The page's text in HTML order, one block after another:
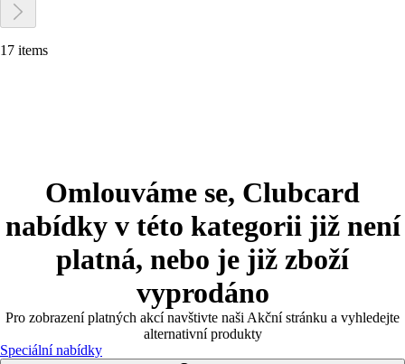
17 items
Omlouváme se, Clubcard
nabídky v této kategorii již není
platná, nebo je již zboží
vyprodáno
Pro zobrazení platných akcí navštivte naši Akční stránku a vyhledejte
alternativní produkty
Speciální nabídky